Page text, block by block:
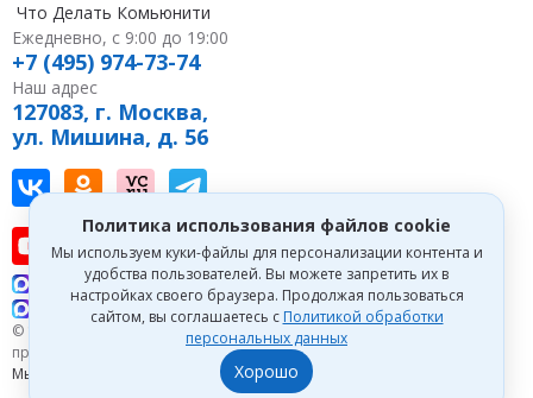
Политика использования файлов cookie
Мы используем куки-файлы для персонализации контента и
удобства пользователей. Вы можете запретить их в
настройках своего браузера. Продолжая пользоваться
сайтом, вы соглашаетесь с Политикой обработки
персональных данных
Хорошо
Что Делать Комьюнити
Ежедневно, с 9:00 до 19:00
+7 (495) 974-73-74
Наш адрес
127083, г. Москва,
ул. Мишина, д. 56
Наш канал в Вконтакте
Наш канал на youtube
Наша группа в однокласниках
Наш канал в tenchat
Наш канал на vc
Наш профиль на дзен
Наш канал в Telegram
Что делать Консалт
Что делать Экспертум
© 1993—2026 Первый Дом Консалтинга «Что делать Консалт». Все
права защищены.
Мы зарегистрированы на
Портале поставщиков